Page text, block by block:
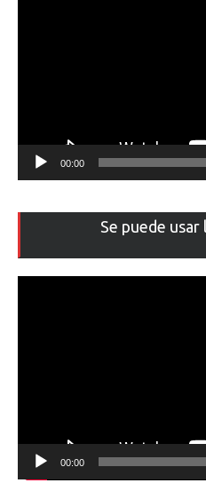
00:00
Se puede usar
00:00